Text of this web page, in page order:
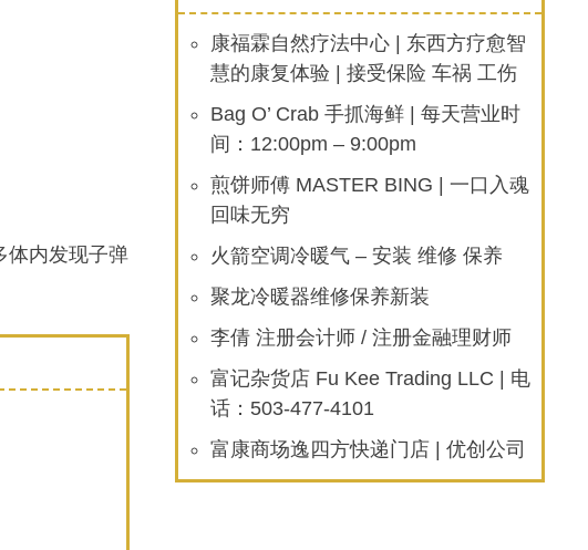
体内发现子弹
康福霖自然疗法中心 | 东西方疗愈智
慧的康复体验 | 接受保险 车祸 工伤
Bag O’ Crab 手抓海鲜 | 每天营业时
间：12:00pm – 9:00pm
煎饼师傅 MASTER BING | 一口入魂
回味无穷
火箭空调冷暖气 – 安装 维修 保养
聚龙冷暖器维修保养新装
李倩 注册会计师 / 注册金融理财师
富记杂货店 Fu Kee Trading LLC | 电
话：503-477-4101
富康商场逸四方快递门店 | 优创公司